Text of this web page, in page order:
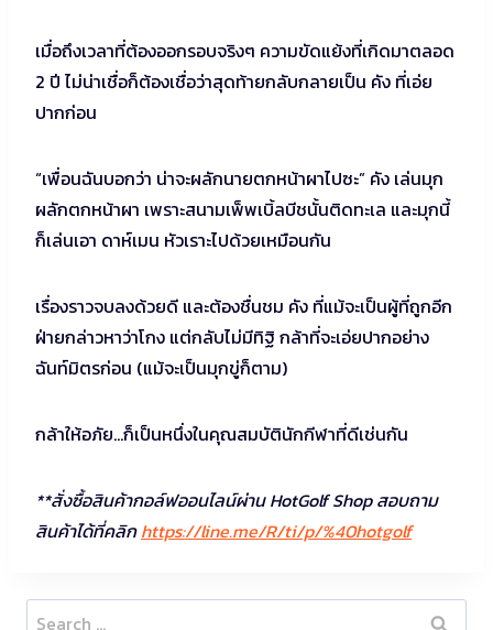
เมื่อถึงเวลาที่ต้องออกรอบจริงๆ ความขัดแย้งที่เกิดมาตลอด
2 ปี ไม่น่าเชื่อก็ต้องเชื่อว่าสุดท้ายกลับกลายเป็น คัง ที่เอ่ย
ปากก่อน
“เพื่อนฉันบอกว่า น่าจะผลักนายตกหน้าผาไปซะ” คัง เล่นมุก
ผลักตกหน้าผา เพราะสนามเพ็พเบิ้ลบีชนั้นติดทะเล และมุกนี้
ก็เล่นเอา ดาห์เมน หัวเราะไปด้วยเหมือนกัน
เรื่องราวจบลงด้วยดี และต้องชื่นชม คัง ที่แม้จะเป็นผู้ที่ถูกอีก
ฝ่ายกล่าวหาว่าโกง แต่กลับไม่มีทิฐิ กล้าที่จะเอ่ยปากอย่าง
ฉันท์มิตรก่อน (แม้จะเป็นมุกขู่ก็ตาม)
กล้าให้อภัย…ก็เป็นหนึ่งในคุณสมบัตินักกีฬาที่ดีเช่นกัน
**สั่งซื้อสินค้ากอล์ฟออนไลน์ผ่าน HotGolf Shop สอบถาม
สินค้าได้ที่คลิกhttps://line.me/R/ti/p/%40hotgolf
Search